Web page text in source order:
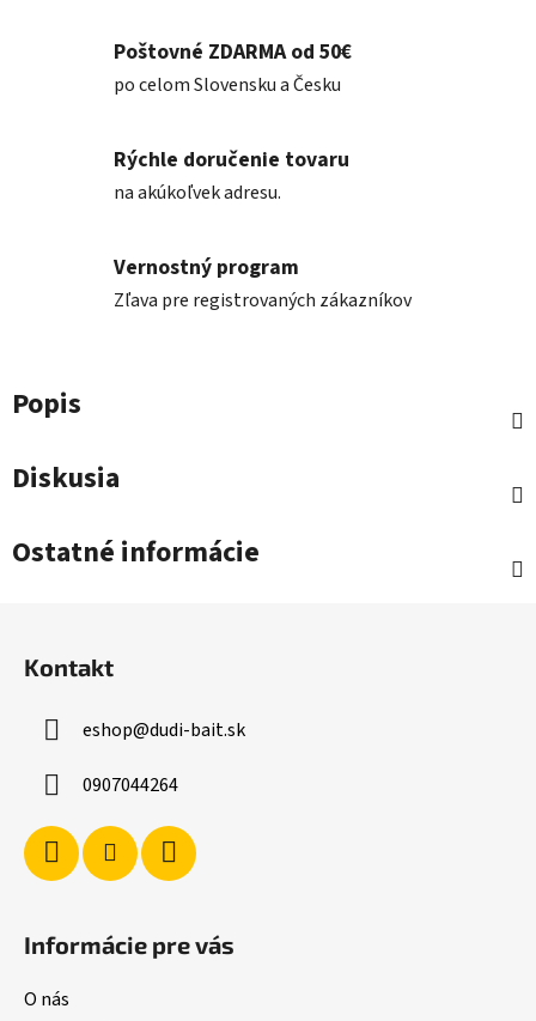
Poštovné ZDARMA od 50€
po celom Slovensku a Česku
Rýchle doručenie tovaru
na akúkoľvek adresu.
Vernostný program
Zľava pre registrovaných zákazníkov
Popis
Diskusia
Ostatné informácie
Kontakt
eshop@dudi-bait.sk
0907044264
Informácie pre vás
O nás